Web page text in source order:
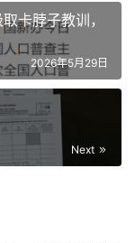
卡脖子教训，
2026年5月29日
Next